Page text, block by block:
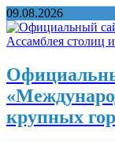
09.08.2026
крупных